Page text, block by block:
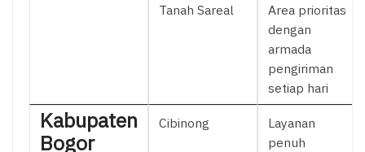
Tanah Sareal
Area prioritas
dengan
armada
pengiriman
setiap hari
Kabupaten
Bogor
Cibinong
Layanan
penuh